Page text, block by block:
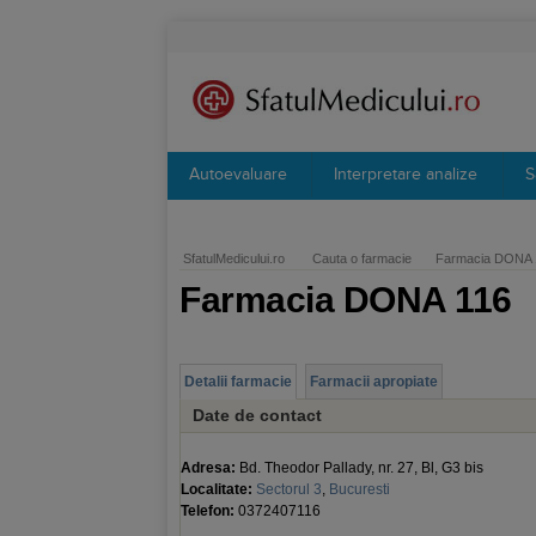
Autoevaluare Interpretare analize
SfatulMedicului.ro Cauta o farmacie Farmacia DONA
Farmacia DONA 116
Detalii farmacie Farmacii apropiate
Date de contact
Adresa: Bd. Theodor Pallady, nr. 27, Bl, G3 bis
Localitate: Sectorul 3, Bucuresti
Telefon: 0372407116